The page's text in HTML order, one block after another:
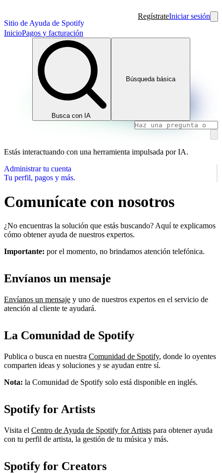
Sitio de Ayuda de Spotify
RegístrateIniciar sesión
InicioPagos y facturación
Busca con IA
Búsqueda básica
Estás interactuando con una herramienta impulsada por IA.
Administrar tu cuenta
Tu perfil, pagos y más.
Comunícate con nosotros
¿No encuentras la solución que estás buscando? Aquí te explicamos
cómo obtener ayuda de nuestros expertos.
Importante: por el momento, no brindamos atención telefónica.
Envíanos un mensaje
Envíanos un mensaje y uno de nuestros expertos en el servicio de
atención al cliente te ayudará.
La Comunidad de Spotify
Publica o busca en nuestra Comunidad de Spotify, donde lo oyentes
comparten ideas y soluciones y se ayudan entre sí.
Nota: la Comunidad de Spotify solo está disponible en inglés.
Spotify for Artists
Visita el Centro de Ayuda de Spotify for Artists para obtener ayuda
con tu perfil de artista, la gestión de tu música y más.
Spotify for Creators